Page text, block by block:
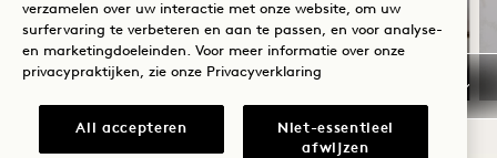
Een fles rosé
Flexibele annuleringsvoorwaarden
verzamelen over uw interactie met onze website, om uw
surfervaring te verbeteren en aan te passen, en voor analyse-
en marketingdoeleinden. Voor meer informatie over onze
privacypraktijken, zie onze Privacyverklaring
All accepteren
Niet-essentieel
afwijzen